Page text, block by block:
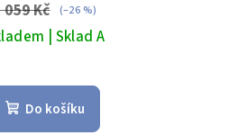
059 Kč (–26 %)
| Sklad A
Do košíku